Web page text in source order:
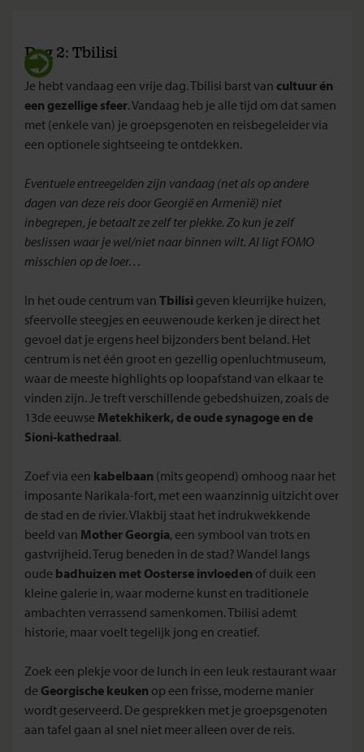
Dag 2: Tbilisi
Je hebt vandaag een vrije dag. Tbilisi barst van cultuur én
een gezellige sfeer. Vandaag heb je alle tijd om dat samen
met (enkele van) je groepsgenoten en reisbegeleider via
een optionele sightseeing te ontdekken.
Eventuele entreegelden zijn vandaag (net als op andere
dagen van deze reis door Georgië en Armenië) niet
inbegrepen, je betaalt ze zelf ter plekke. Zo kun je zelf
beslissen waar je wel/niet naar binnen wilt. Al ligt FOMO
misschien op de loer…
In het oude centrum van Tbilisi geven kleurrijke huizen,
sfeervolle steegjes en eeuwenoude kerken je direct het
gevoel dat je ergens heel bijzonders bent beland. Het
centrum is net één groot en gezellig openluchtmuseum,
waar de meeste highlights op loopafstand van elkaar te
vinden zijn. Je treft verschillende gebedshuizen, zoals de
13de eeuwse Metekhikerk, de oude synagoge en de
Sioni-kathedraal.
Zoef via een kabelbaan (mits geopend) omhoog naar het
imposante Narikala-fort, met een waanzinnig uitzicht over
de stad en de rivier. Vlakbij staat het indrukwekkende
beeld van Mother Georgia, een symbool van trots en
gastvrijheid. Terug beneden in de stad? Wandel langs
oude badhuizen met Oosterse invloeden of duik een
kleine galerie in, waar moderne kunst en traditionele
ambachten verrassend samenkomen. Tbilisi ademt
historie, maar voelt tegelijk jong en creatief.
Zoek een plekje voor de lunch in een leuk restaurant waar
de Georgische keuken op een frisse, moderne manier
wordt geserveerd. De gesprekken met je groepsgenoten
aan tafel gaan al snel niet meer alleen over de reis.